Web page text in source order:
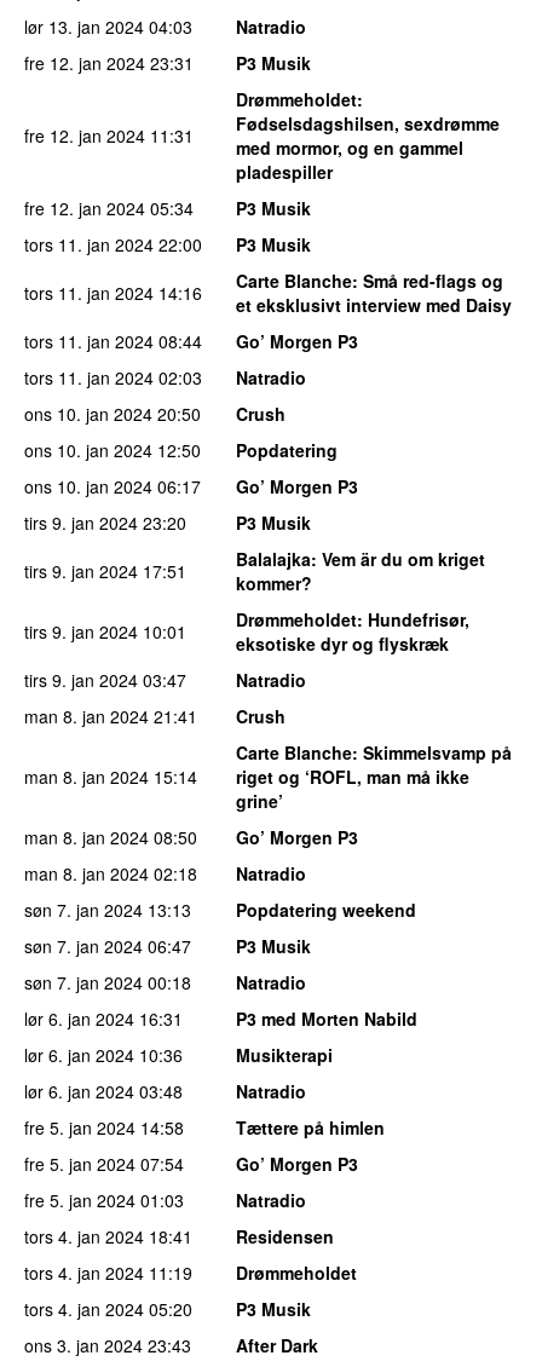
lør 13. jan 2024 04:03
Natradio
fre 12. jan 2024 23:31 P3 Musik
fre 12. jan 2024 11:31
Drømmeholdet:
Fødselsdagshilsen, sexdrømme
med mormor, og en gammel
pladespiller
fre 12. jan 2024 05:34
P3 Musik
tors 11. jan 2024 22:00
P3 Musik
tors 11. jan 2024 14:16 Carte Blanche: Små red-flags og
et eksklusivt interview med Daisy
tors 11. jan 2024 08:44
Go’ Morgen P3
tors 11. jan 2024 02:03
Natradio
ons 10. jan 2024 20:50
Crush
ons 10. jan 2024 12:50
Popdatering
ons 10. jan 2024 06:17
Go’ Morgen P3
tirs 9. jan 2024 23:20
P3 Musik
tirs 9. jan 2024 17:51 Balalajka: Vem är du om kriget
kommer?
tirs 9. jan 2024 10:01 Drømmeholdet: Hundefrisør,
eksotiske dyr og flyskræk
tirs 9. jan 2024 03:47
Natradio
man 8. jan 2024 21:41 Crush
man 8. jan 2024 15:14
Carte Blanche: Skimmelsvamp på
riget og ‘ROFL, man må ikke
grine’
man 8. jan 2024 08:50
Go’ Morgen P3
man 8. jan 2024 02:18
Natradio
søn 7. jan 2024 13:13
Popdatering weekend
søn 7. jan 2024 06:47
P3 Musik
søn 7. jan 2024 00:18
Natradio
lør 6. jan 2024 16:31
P3 med Morten Nabild
lør 6. jan 2024 10:36
Musikterapi
lør 6. jan 2024 03:48
Natradio
fre 5. jan 2024 14:58
Tættere på himlen
fre 5. jan 2024 07:54
Go’ Morgen P3
fre 5. jan 2024 01:03
Natradio
tors 4. jan 2024 18:41
Residensen
tors 4. jan 2024 11:19
Drømmeholdet
tors 4. jan 2024 05:20
P3 Musik
ons 3. jan 2024 23:43 After Dark